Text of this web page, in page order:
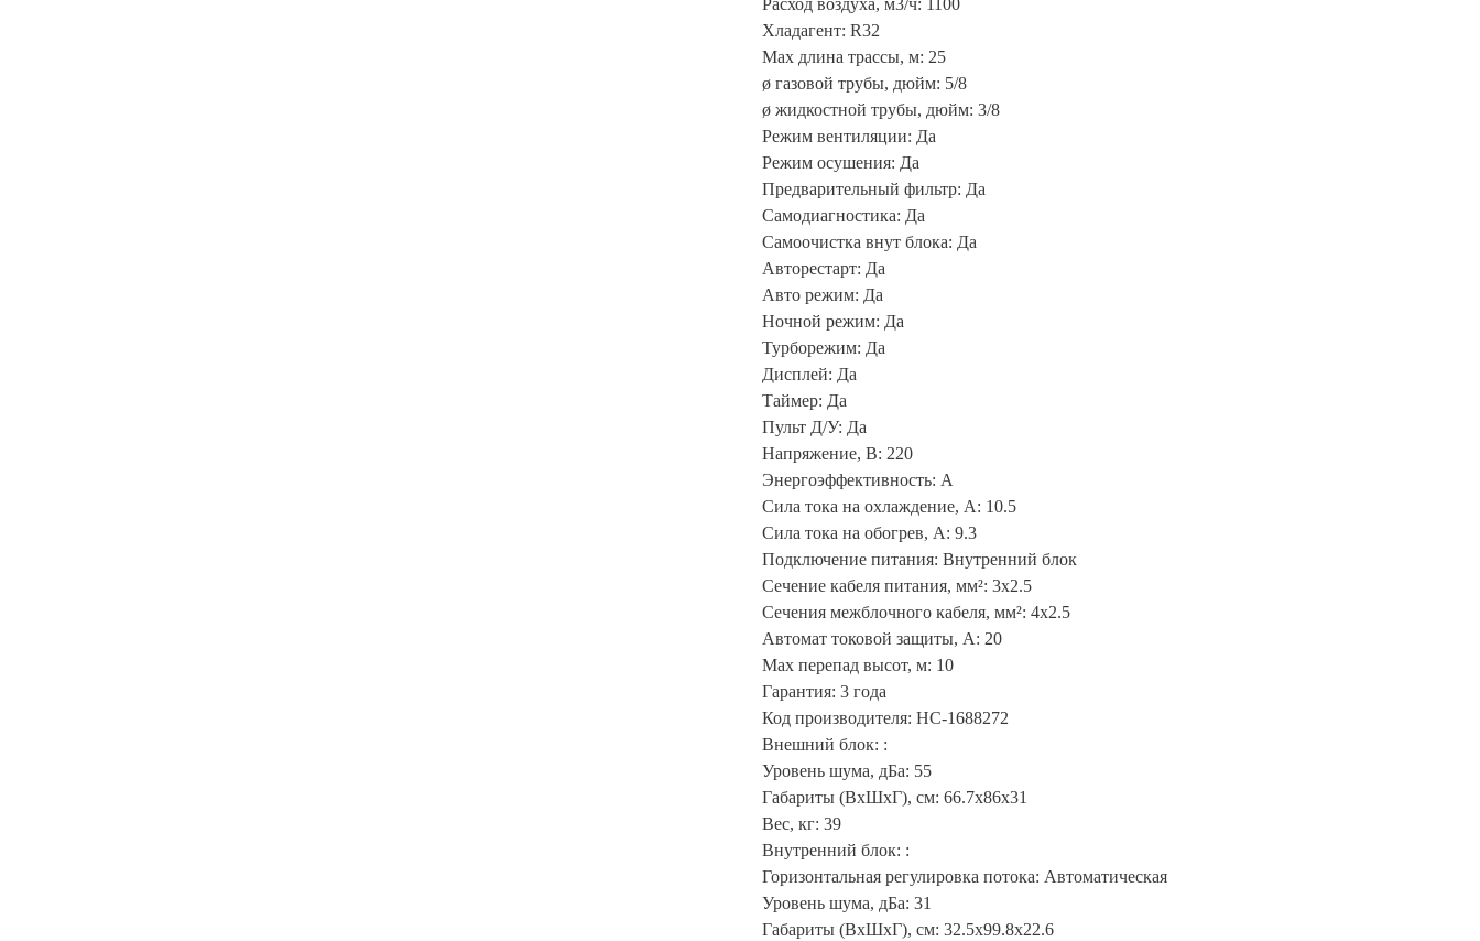
Расход воздуха, м3/ч: 1100
Хладагент: R32
Max длина трассы, м: 25
ø газовой трубы, дюйм: 5/8
ø жидкостной трубы, дюйм: 3/8
Режим вентиляции: Да
Режим осушения: Да
Предварительный фильтр: Да
Самодиагностика: Да
Самоочистка внут блока: Да
Авторестарт: Да
Авто режим: Да
Ночной режим: Да
Турборежим: Да
Дисплей: Да
Таймер: Да
Пульт Д/У: Да
Напряжение, В: 220
Энергоэффективность: A
Сила тока на охлаждение, А: 10.5
Сила тока на обогрев, А: 9.3
Подключение питания: Внутренний блок
Сечение кабеля питания, мм²: 3x2.5
Сечения межблочного кабеля, мм²: 4x2.5
Автомат токовой защиты, А: 20
Max перепад высот, м: 10
Гарантия: 3 года
Код производителя: НС-1688272
Внешний блок: :
Уровень шума, дБа: 55
Габариты (ВхШхГ), см: 66.7x86x31
Вес, кг: 39
Внутренний блок: :
Горизонтальная регулировка потока: Автоматическая
Уровень шума, дБа: 31
Габариты (ВхШхГ), см: 32.5x99.8x22.6